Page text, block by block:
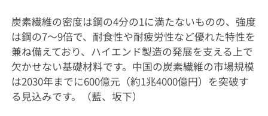
炭素繊維の密度は鋼の4分の1に満たないものの、強度
は鋼の7～9倍で、耐食性や耐疲労性など優れた特性を
兼ね備えており、ハイエンド製造の発展を支える上で
欠かせない基礎材料です。中国の炭素繊維の市場規模
は2030年までに600億元（約1兆4000億円）を突破す
る見込みです。（藍、坂下）